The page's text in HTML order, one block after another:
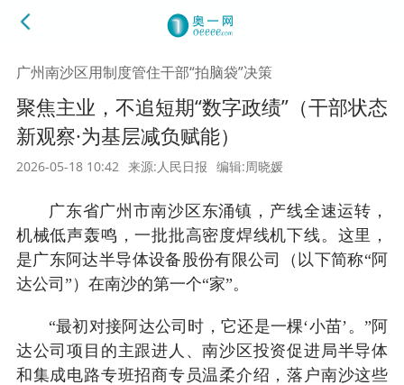
广州南沙区用制度管住干部“拍脑袋”决策
聚焦主业，不追短期“数字政绩”（干部状态
新观察·为基层减负赋能）
2026-05-18 10:42 来源:人民日报 编辑:周晓媛
广东省广州市南沙区东涌镇，产线全速运转，
机械低声轰鸣，一批批高密度焊线机下线。这里，
是广东阿达半导体设备股份有限公司（以下简称“阿
达公司”）在南沙的第一个“家”。
“最初对接阿达公司时，它还是一棵‘小苗’。”阿
达公司项目的主跟进人、南沙区投资促进局半导体
和集成电路专班招商专员温柔介绍，落户南沙这些